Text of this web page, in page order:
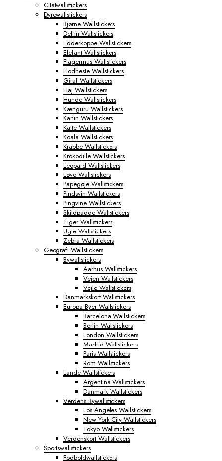
Citatwallstickers
Dyrewallstickers
Bjørne Wallstickers
Delfin Wallstickers
Edderkoppe Wallstickers
Elefant Wallstickers
Flagermus Wallstickers
Flodheste Wallstickers
Giraf Wallstickers
Haj Wallstickers
Hunde Wallstickers
Kænguru Wallstickers
Kanin Wallstickers
Katte Wallstickers
Koala Wallstickers
Krabbe Wallstickers
Krokodille Wallstickers
Leopard Wallstickers
Løve Wallstickers
Papegøje Wallstickers
Pindsvin Wallstickers
Pingvine Wallstickers
Skildpadde Wallstickers
Tiger Wallstickers
Ugle Wallstickers
Zebra Wallstickers
Geografi Wallstickers
Bywallstickers
Aarhus Wallstickers
Vejen Wallstickers
Vejle Wallstickers
Danmarkskort Wallstickers
Europa Byer Wallstickers
Barcelona Wallstickers
Berlin Wallstickers
London Wallstickers
Madrid Wallstickers
Paris Wallstickers
Rom Wallstickers
Lande Wallstickers
Argentina Wallstickers
Danmark Wallstickers
Verdens Bywallstickers
Los Angeles Wallstickers
New York City Wallstickers
Tokyo Wallstickers
Verdenskort Wallstickers
Sportswallstickers
Fodboldwallstickers